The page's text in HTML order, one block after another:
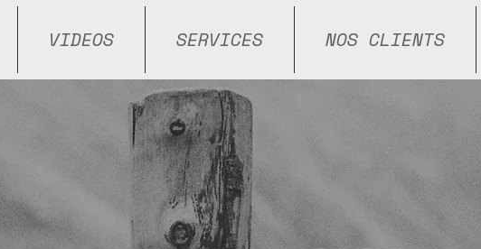
VIDEOS SERVICES NOS CLIENTS